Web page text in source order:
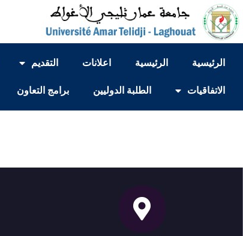
الرئيسية الرئيسية اعلانات التقديم
الاتفاقيات الطلبة الدوليين برامج التعاون